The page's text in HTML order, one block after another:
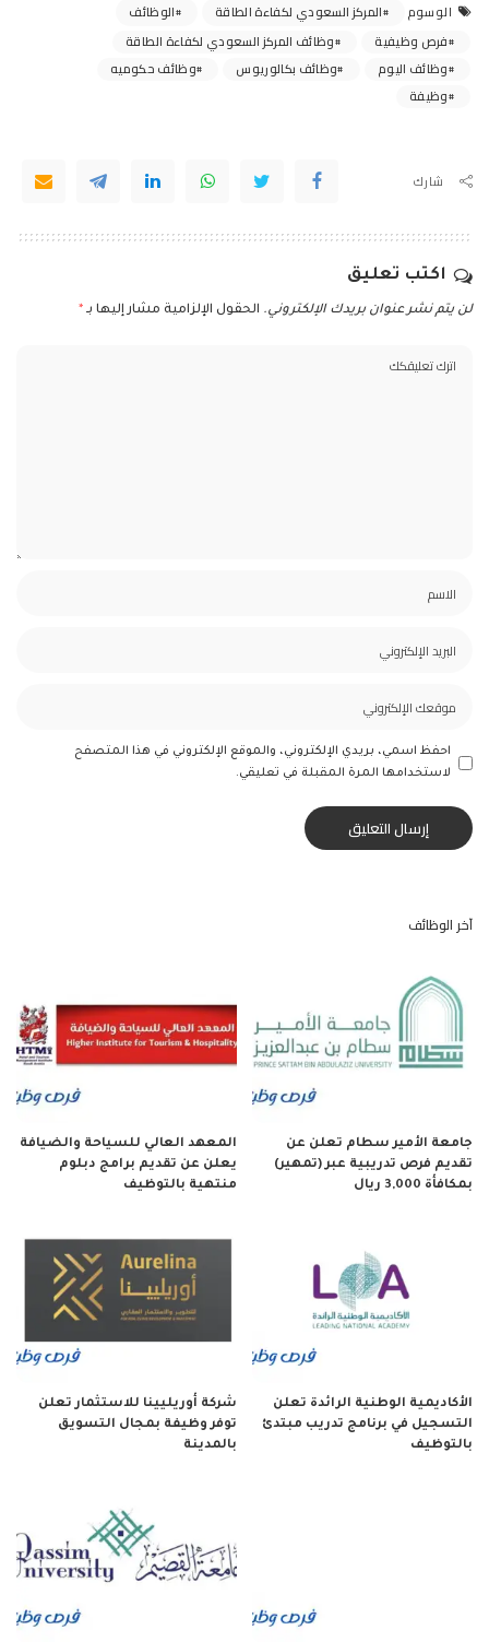
الوسوم المركز السعودي لكفاءة الطاقة
الوظائف
فرص وظيفية
وظائف المركز السعودي لكفاءة الطاقة
وظائف اليوم
وظائف بكالوريوس
وظائف حكوميه
وظيفة
شارك
اكتب تعليق
لن يتم نشر عنوان بريدك الإلكتروني. الحقول الإلزامية مشار إليها بـ *
احفظ اسمي، بريدي الإلكتروني، والموقع الإلكتروني في هذا المتصفح
لاستخدامها المرة المقبلة في تعليقي.
آخر الوظائف
جامعة الأمير سطام تعلن عن
تقديم فرص تدريبية عبر (تمهير)
بمكافأة 3,000 ريال
المعهد العالي للسياحة والضيافة
يعلن عن تقديم برامج دبلوم
منتهية بالتوظيف
الأكاديمية الوطنية الرائدة تعلن
التسجيل في برنامج تدريب مبتدئ
بالتوظيف
شركة أوريليينا للاستثمار تعلن
توفر وظيفة بمجال التسويق
بالمدينة